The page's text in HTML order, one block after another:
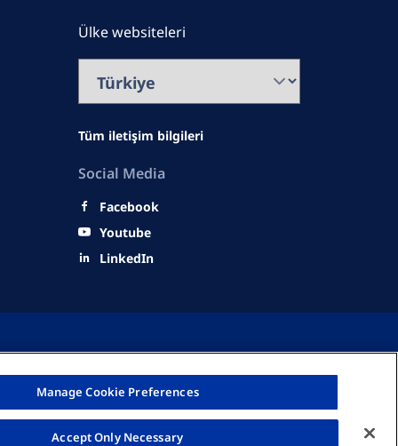
Ülke websiteleri
Tüm iletişim bilgileri
Social Media
Facebook
Youtube
LinkedIn
Medikal Hizmetler A.Ş. Her hakkı saklıdır. 2026
Manage Cookie Preferences
Accept Only Necessary